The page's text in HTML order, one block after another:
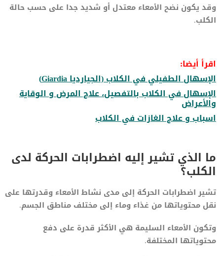
وقد يكون نضح الأمعاء معتدل أو شديد جدا على حسب حالة
الكلب.
اقرأ أيضا:
الإسهال الطفيلي في الكلاب (الجيارديا Giardia)
الإسهال في الكلاب بالتفصيل، علاج المرض و الوقاية
والأعراض
اسباب و علاج الغازات في الكلاب
ما الذي تشير إليه اضطرابات الحركة لدى
الكلب؟
تشير اضطرابات الحركة إلى مدى نشاط الأمعاء وقدرتها على
نقل محتوياتها من غذاء وماء إلى مختلف مناطق الجسم.
وتكون الأمعاء السليمة هي الأكثر قدرة على دفع
محتوياتها المختلفة.